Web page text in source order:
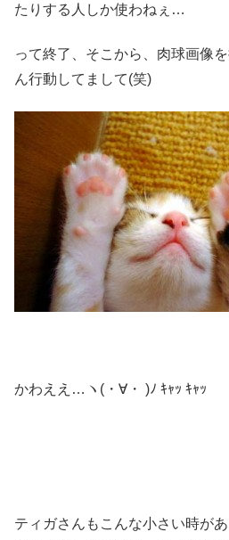
たりする人しか使わねぇ…
って終了、そこから、肉球画像
ん行動してまして(笑)
かわええ…ヽ(・∀・ )ﾉ ｷｬｯ ｷｬｯ
ティガさんもこんな小さい時が